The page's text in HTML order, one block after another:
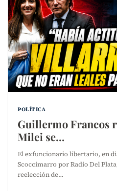
POLÍTICA
Guillermo Francos
Milei se…
El exfuncionario libertario, en
Scoccimarro por Radio Del
reelección de…